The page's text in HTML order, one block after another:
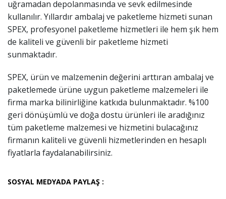
uğramadan depolanmasında ve sevk edilmesinde
kullanılır. Yıllardır ambalaj ve paketleme hizmeti sunan
SPEX, profesyonel paketleme hizmetleri ile hem şık hem
de kaliteli ve güvenli bir paketleme hizmeti
sunmaktadır.
SPEX, ürün ve malzemenin değerini arttıran ambalaj ve
paketlemede ürüne uygun paketleme malzemeleri ile
firma marka bilinirliğine katkıda bulunmaktadır. %100
geri dönüşümlü ve doğa dostu ürünleri ile aradığınız
tüm paketleme malzemesi ve hizmetini bulacağınız
firmanın kaliteli ve güvenli hizmetlerinden en hesaplı
fiyatlarla faydalanabilirsiniz.
SOSYAL MEDYADA PAYLAŞ :